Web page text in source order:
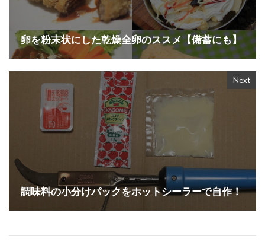
卵を粉末状にした乾燥全卵のススメ【備蓄にも】
Next
調味料の小分けパックをホットシーラーで自作！